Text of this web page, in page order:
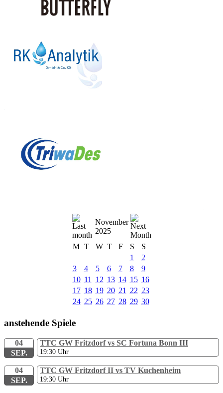
November
2025
M T W T F S
S
1
2
3
4 5 6 7 8
9
10 11 12 13 14 15 16
17 18 19 20 21 22 23
24 25 26 27 28 29 30
anstehende Spiele
04
SEP.
TTC GW Fritzdorf vs SC Fortuna Bonn III
19:30 Uhr
04
SEP.
TTC GW Fritzdorf II vs TV Kuchenheim
19:30 Uhr